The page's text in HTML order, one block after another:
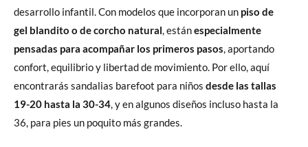
desarrollo infantil. Con modelos que incorporan un piso de
gel blandito o de corcho natural, estánespecialmente
pensadas para acompañar los primeros pasos, aportando
confort, equilibrio y libertad de movimiento. Por ello, aquí
encontrarás sandalias barefoot para niños desde las tallas
19-20 hasta la 30-34, y en algunos diseños incluso hasta la
36, para pies un poquito más grandes.